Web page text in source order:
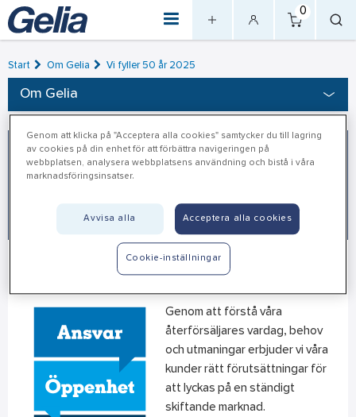
0
Start Om Gelia Vi fyller 50 år 2025
Om Gelia
Bra affärer och effektiv handel
Genom att förstå våra
återförsäljares vardag, behov
och utmaningar erbjuder vi våra
kunder rätt förutsättningar för
att lyckas på en ständigt
skiftande marknad.
Genom att klicka på "Acceptera alla cookies" samtycker du till lagring
av cookies på din enhet för att förbättra navigeringen på
webbplatsen, analysera webbplatsens användning och bistå i våra
marknadsföringsinsatser.
Avvisa alla Acceptera alla cookies
Cookie-inställningar